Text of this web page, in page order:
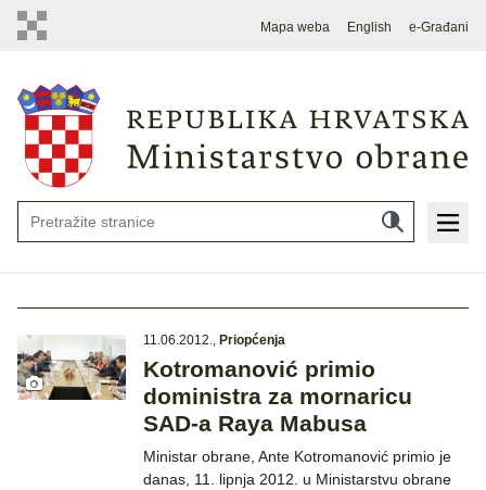
Mapa weba English e-Građani
11.06.2012., Priopćenja
Kotromanović primio
doministra za mornaricu
SAD-a Raya Mabusa
Ministar obrane, Ante Kotromanović primio je
danas, 11. lipnja 2012. u Ministarstvu obrane